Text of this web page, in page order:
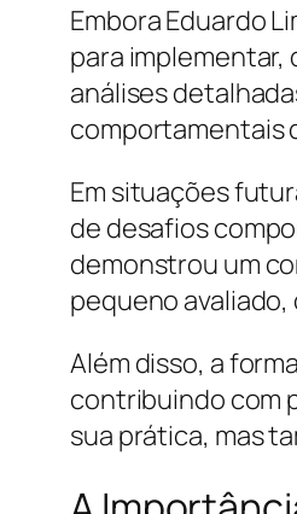
Embora Eduardo
para implementar,
análises
comportamentais
Em situações
de desafios
demonstrou um
pequeno
Além disso, a
contribuindo com
sua prática, mas